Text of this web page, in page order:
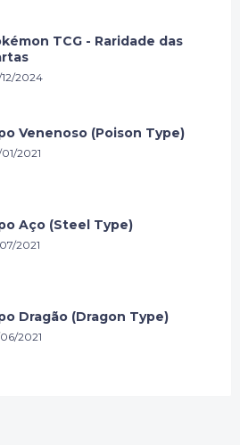
TCG - Raridade das
2024
Venenoso (Poison Type)
2021
Aço (Steel Type)
2021
Dragão (Dragon Type)
2021